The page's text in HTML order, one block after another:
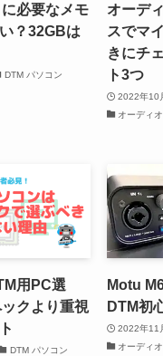
必要なメモ
？32GBは
DTM パソコン
オーデ
スでマ
きにチ
ト3つ
2022年10
オーディ
用PC選
クより重視
DTM パソコン
Motu
DTM初
2022年11
オーディ